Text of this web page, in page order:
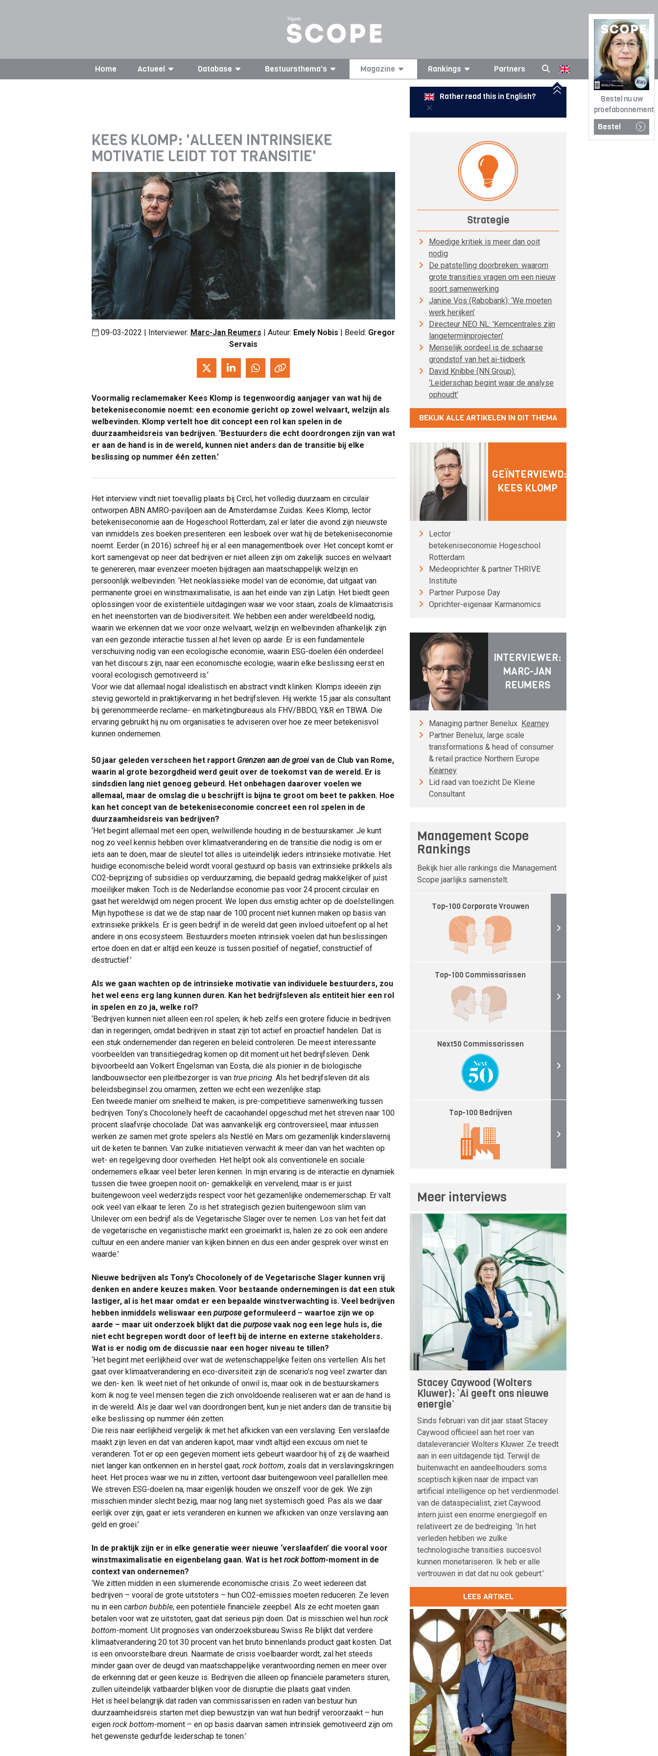
Bestel nu uw
proefabonnement
Bestel
Home Actueel Database Bestuursthema's Magazine Rankings Partners
Rather read this in English?
KEES KLOMP: 'ALLEEN INTRINSIEKE
MOTIVATIE LEIDT TOT TRANSITIE'
09-03-2022 | Interviewer: Marc-Jan Reumers | Auteur: Emely Nobis | Beeld: Gregor
Servais
Voormalig reclamemaker Kees Klomp is tegenwoordig aanjager van wat hij de
betekeniseconomie noemt: een economie gericht op zowel welvaart, welzijn als
welbevinden. Klomp vertelt hoe dit concept een rol kan spelen in de
duurzaamheidsreis van bedrijven. ‘Bestuurders die echt doordrongen zijn van wat
er aan de hand is in de wereld, kunnen niet anders dan de transitie bij elke
beslissing op nummer één zetten.’
Het interview vindt niet toevallig plaats bij Circl, het volledig duurzaam en circulair
ontworpen ABN AMRO-paviljoen aan de Amsterdamse Zuidas. Kees Klomp, lector
betekeniseconomie aan de Hogeschool Rotterdam, zal er later die avond zijn nieuwste
van inmiddels zes boeken presenteren: een lesboek over wat hij de betekeniseconomie
noemt. Eerder (in 2016) schreef hij er al een managementboek over. Het concept komt er
kort samengevat op neer dat bedrijven er niet alleen zijn om zakelijk succes en welvaart
te genereren, maar evenzeer moeten bijdragen aan maatschappelijk welzijn en
persoonlijk welbevinden. ‘Het neoklassieke model van de economie, dat uitgaat van
permanente groei en winstmaximalisatie, is aan het einde van zijn Latijn. Het biedt geen
oplossingen voor de existentiële uitdagingen waar we voor staan, zoals de klimaatcrisis
en het ineenstorten van de biodiversiteit. We hebben een ander wereldbeeld nodig,
waarin we erkennen dat we voor onze welvaart, welzijn en welbevinden afhankelijk zijn
van een gezonde interactie tussen al het leven op aarde. Er is een fundamentele
verschuiving nodig van een ecologische economie, waarin ESG-doelen één onderdeel
van het discours zijn, naar een economische ecologie, waarin elke beslissing eerst en
vooral ecologisch gemotiveerd is.’
Voor wie dat allemaal nogal idealistisch en abstract vindt klinken: Klomps ideeën zijn
stevig geworteld in praktijkervaring in het bedrijfsleven. Hij werkte 15 jaar als consultant
bij gerenommeerde reclame- en marketingbureaus als FHV/BBDO, Y&R en TBWA. Die
ervaring gebruikt hij nu om organisaties te adviseren over hoe ze meer betekenisvol
kunnen ondernemen.
50 jaar geleden verscheen het rapport Grenzen aan de groeivan de Club van Rome,
waarin al grote bezorgdheid werd geuit over de toekomst van de wereld. Er is
sindsdien lang niet genoeg gebeurd. Het onbehagen daarover voelen we
allemaal, maar de omslag die u beschrijft is bijna te groot om beet te pakken. Hoe
kan het concept van de betekeniseconomie concreet een rol spelen in de
duurzaamheidsreis van bedrijven?
‘Het begint allemaal met een open, welwillende houding in de bestuurskamer. Je kunt
nog zo veel kennis hebben over klimaatverandering en de transitie die nodig is om er
iets aan te doen, maar de sleutel tot alles is uiteindelijk ieders intrinsieke motivatie. Het
huidige economische beleid wordt vooral gestuurd op basis van extrinsieke prikkels als
CO2-beprijzing of subsidies op verduurzaming, die bepaald gedrag makkelijker of juist
moeilijker maken. Toch is de Nederlandse economie pas voor 24 procent circulair en
gaat het wereldwijd om negen procent. We lopen dus ernstig achter op de doelstellingen.
Mijn hypothese is dat we de stap naar de 100 procent niet kunnen maken op basis van
extrinsieke prikkels. Er is geen bedrijf in de wereld dat geen invloed uitoefent op al het
andere in ons ecosysteem. Bestuurders moeten intrinsiek voelen dat hun beslissingen
ertoe doen en dat er altijd een keuze is tussen positief of negatief, constructief of
destructief.’
Als we gaan wachten op de intrinsieke motivatie van individuele bestuurders, zou
het wel eens erg lang kunnen duren. Kan het bedrijfsleven als entiteit hier een rol
in spelen en zo ja, welke rol?
‘Bedrijven kunnen niet alleen een rol spelen; ik heb zelfs een grotere fiducie in bedrijven
dan in regeringen, omdat bedrijven in staat zijn tot actief en proactief handelen. Dat is
een stuk ondernemender dan regeren en beleid controleren. De meest interessante
voorbeelden van transitiegedrag komen op dit moment uit het bedrijfsleven. Denk
bijvoorbeeld aan Volkert Engelsman van Eosta, die als pionier in de biologische
landbouwsector een pleitbezorger is van true pricing. Als het bedrijfsleven dit als
beleidsbeginsel zou omarmen, zetten we echt een wezenlijke stap.
Een tweede manier om snelheid te maken, is pre-competitieve samenwerking tussen
bedrijven. Tony’s Chocolonely heeft de cacaohandel opgeschud met het streven naar 100
procent slaafvrije chocolade. Dat was aanvankelijk erg controversieel, maar intussen
werken ze samen met grote spelers als Nestlé en Mars om gezamenlijk kinderslavernij
uit de keten te bannen. Van zulke initiatieven verwacht ik meer dan van het wachten op
wet- en regelgeving door overheden. Het helpt ook als conventionele en sociale
ondernemers elkaar veel beter leren kennen. In mijn ervaring is de interactie en dynamiek
tussen die twee groepen nooit on- gemakkelijk en vervelend, maar is er juist
buitengewoon veel wederzijds respect voor het gezamenlijke ondernemerschap. Er valt
ook veel van elkaar te leren. Zo is het strategisch gezien buitengewoon slim van
Unilever om een bedrijf als de Vegetarische Slager over te nemen. Los van het feit dat
de vegetarische en veganistische markt een groeimarkt is, halen ze zo ook een andere
cultuur en een andere manier van kijken binnen en dus een ander gesprek over winst en
waarde.’
Nieuwe bedrijven als Tony’s Chocolonely of de Vegetarische Slager kunnen vrij
denken en andere keuzes maken. Voor bestaande ondernemingen is dat een stuk
lastiger, al is het maar omdat er een bepaalde winstverwachting is. Veel bedrijven
hebben inmiddels weliswaar een purpose geformuleerd – waartoe zijn we op
aarde – maar uit onderzoek blijkt dat die purposevaak nog een lege huls is, die
niet echt begrepen wordt door of leeft bij de interne en externe stakeholders.
Wat is er nodig om de discussie naar een hoger niveau te tillen?
‘Het begint met eerlijkheid over wat de wetenschappelijke feiten ons vertellen. Als het
gaat over klimaatverandering en eco-diversiteit zijn de scenario’s nog veel zwarter dan
we den- ken. Ik weet niet of het onkunde of onwil is, maar ook in de bestuurskamers
kom ik nog te veel mensen tegen die zich onvoldoende realiseren wat er aan de hand is
in de wereld. Als je daar wel van doordrongen bent, kun je niet anders dan de transitie bij
elke beslissing op nummer één zetten.
Die reis naar eerlijkheid vergelijk ik met het afkicken van een verslaving. Een verslaafde
maakt zijn leven en dat van anderen kapot, maar vindt altijd een excuus om niet te
veranderen. Tot er op een gegeven moment iets gebeurt waardoor hij of zij de waarheid
niet langer kan ontkennen en in herstel gaat; rock bottom, zoals dat in verslavingskringen
heet. Het proces waar we nu in zitten, vertoont daar buitengewoon veel parallellen mee.
We streven ESG-doelen na, maar eigenlijk houden we onszelf voor de gek. We zijn
misschien minder slecht bezig, maar nog lang niet systemisch goed. Pas als we daar
eerlijk over zijn, gaat er iets veranderen en kunnen we afkicken van onze verslaving aan
geld en groei.’
In de praktijk zijn er in elke generatie weer nieuwe ‘verslaafden’ die vooral voor
winstmaximalisatie en eigenbelang gaan. Wat is het rock bottom-moment in de
context van ondernemen?
‘We zitten midden in een sluimerende economische crisis. Zo weet iedereen dat
bedrijven – vooral de grote uitstoters – hun CO2-emissies moeten reduceren. Ze leven
nu in een carbon bubble, een potentiële financiële zeepbel. Als ze echt moeten gaan
betalen voor wat ze uitstoten, gaat dat serieus pijn doen. Dat is misschien wel hun rock
bottom-moment. Uit prognoses van onderzoeksbureau Swiss Re blijkt dat verdere
klimaatverandering 20 tot 30 procent van het bruto binnenlands product gaat kosten. Dat
is een onvoorstelbare dreun. Naarmate de crisis voelbaarder wordt, zal het steeds
minder gaan over de deugd van maatschappelijke verantwoording nemen en meer over
de erkenning dat er geen keuze is. Bedrijven die alleen op financiële parameters sturen,
zullen uiteindelijk vatbaarder blijken voor de disruptie die plaats gaat vinden.
Het is heel belangrijk dat raden van commissarissen en raden van bestuur hun
duurzaamheidsreis starten met diep bewustzijn van wat hun bedrijf veroorzaakt – hun
eigen rock bottom-moment – en op basis daarvan samen intrinsiek gemotiveerd zijn om
het gewenste gedurfde leiderschap te tonen.’
Strategie
Moedige kritiek is meer dan ooit
nodig
De patstelling doorbreken: waarom
grote transities vragen om een nieuw
soort samenwerking
Janine Vos (Rabobank): ‘We moeten
werk herijken’
Directeur NEO NL: 'Kerncentrales zijn
langetermijnprojecten'
Menselijk oordeel is de schaarse
grondstof van het ai-tijdperk
David Knibbe (NN Group):
‘Leiderschap begint waar de analyse
ophoudt’
BEKIJK ALLE ARTIKELEN IN DIT THEMA
GEÏNTERVIEWD:
KEES KLOMP
Lector
betekeniseconomie Hogeschool
Rotterdam
Medeoprichter & partner THRIVE
Institute
Partner Purpose Day
Oprichter-eigenaar Karmanomics
INTERVIEWER:
MARC-JAN
REUMERS
Managing partner Benelux Kearney
Partner Benelux, large scale
transformations & head of consumer
& retail practice Northern Europe
Kearney
Lid raad van toezicht De Kleine
Consultant
Management Scope
Rankings
Bekijk hier alle rankings die Management
Scope jaarlijks samenstelt.
Top-100 Corporate Vrouwen
Top-100 Commissarissen
Next50 Commissarissen
Top-100 Bedrijven
Meer interviews
Stacey Caywood (Wolters
Kluwer): ‘Ai geeft ons nieuwe
energie’
Sinds februari van dit jaar staat Stacey
Caywood officieel aan het roer van
dataleverancier Wolters Kluwer. Ze treedt
aan in een uitdagende tijd. Terwijl de
buitenwacht en aandeelhouders soms
sceptisch kijken naar de impact van
artificial intelligence op het verdienmodel
van de dataspecialist, ziet Caywood
intern juist een enorme energiegolf en
relativeert ze de bedreiging. ‘In het
verleden hebben we zulke
technologische transities succesvol
kunnen monetariseren. Ik heb er alle
vertrouwen in dat dat nu ook gebeurt.’
LEES ARTIKEL